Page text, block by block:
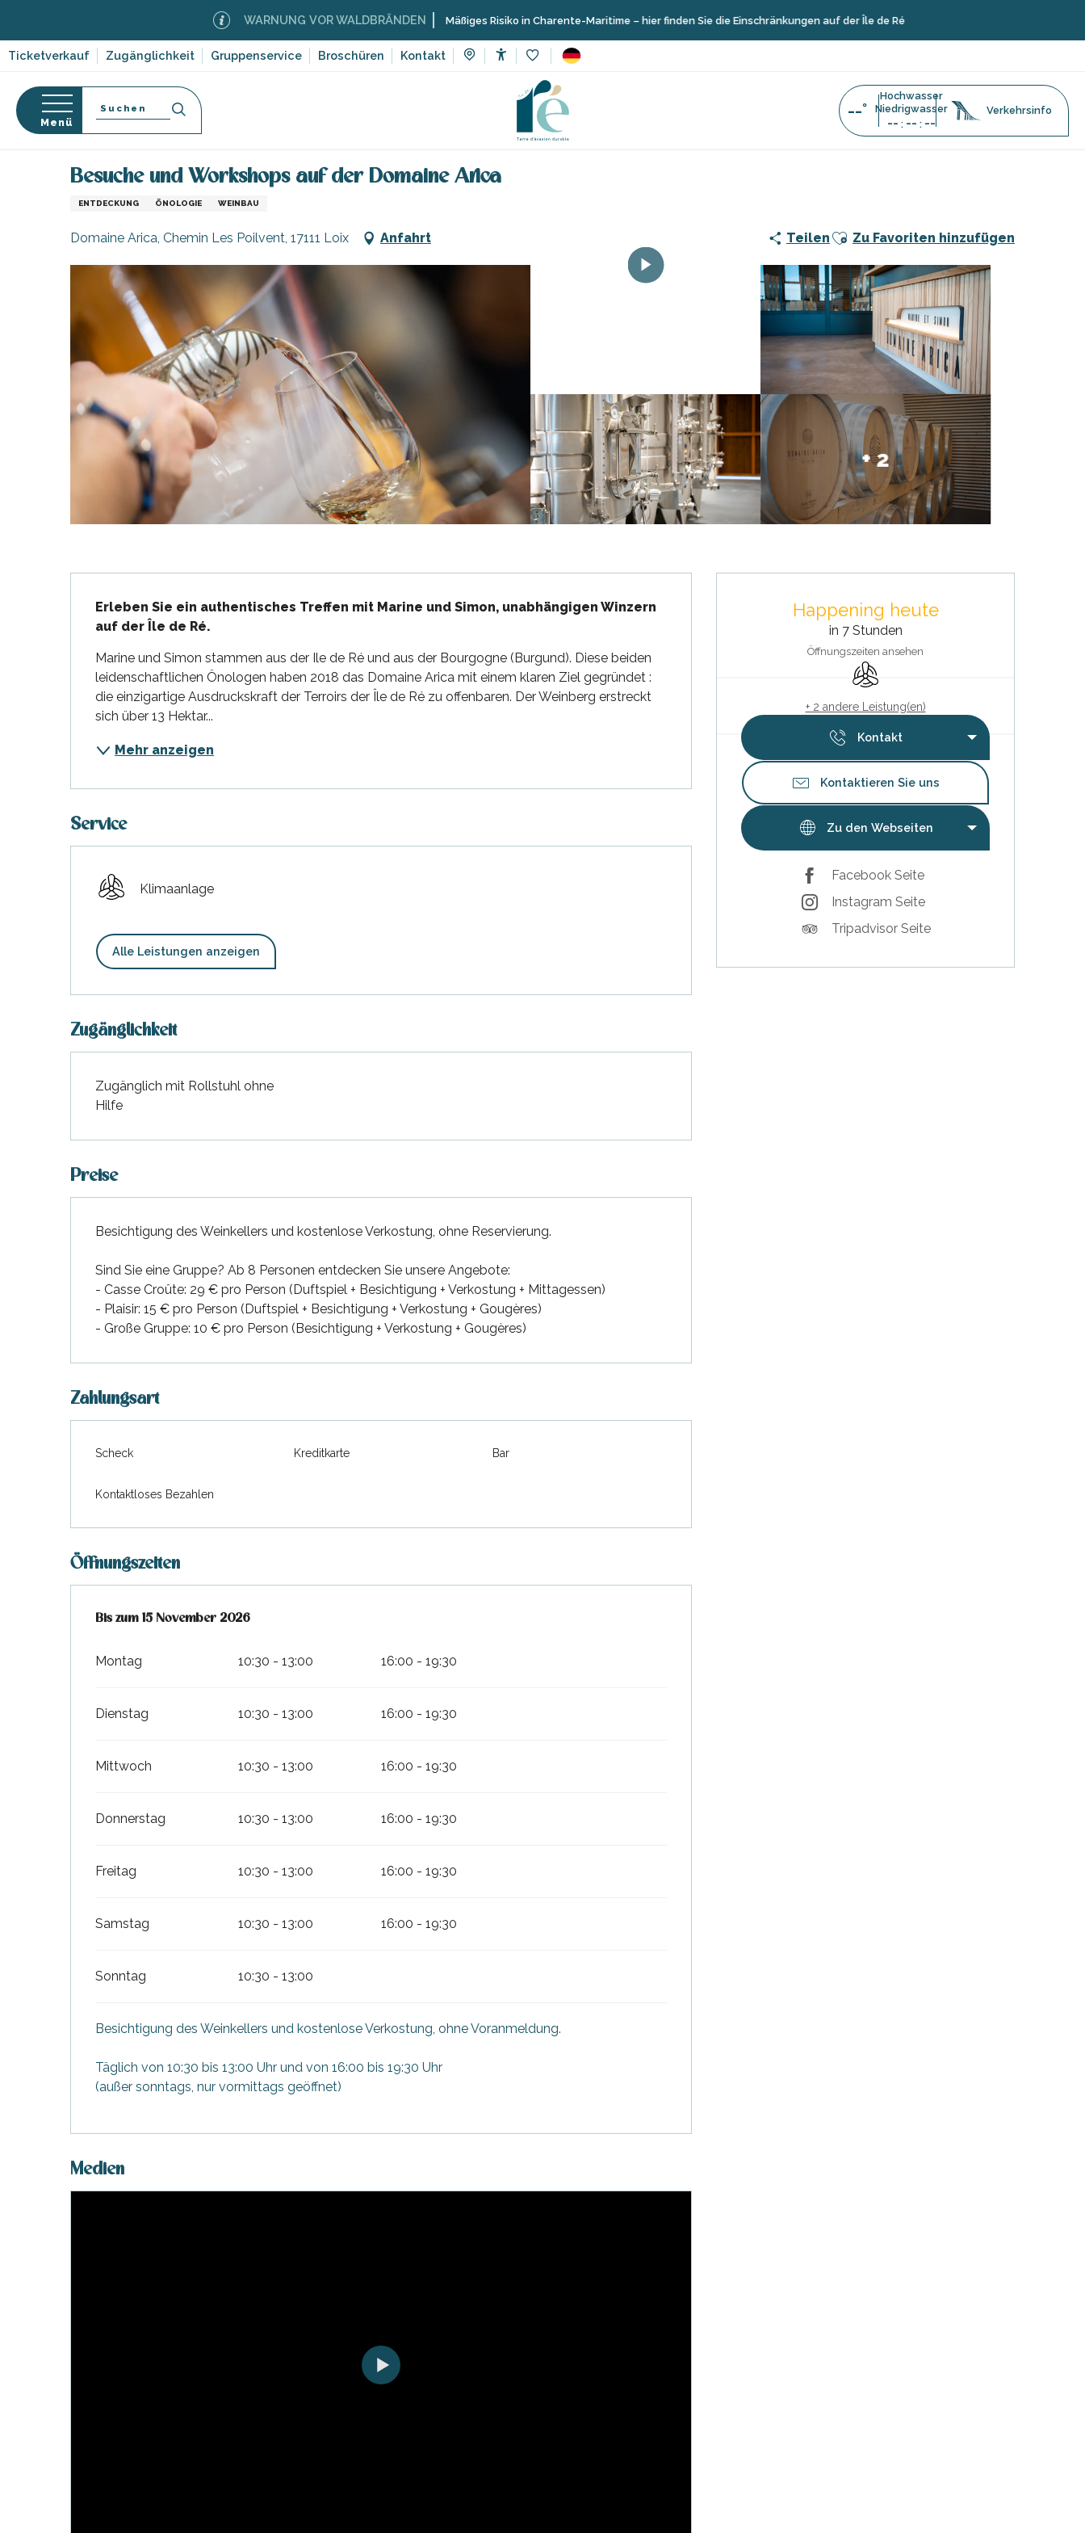
contenu
Ticketverkauf Zugänglichkeit Gruppenservice Broschüren Kontakt
WARNUNG VOR WALDBRÄNDEN Mäßiges Risiko in Charente-Maritime – hier finden Sie die Einschränkungen auf der Île de Ré
Plage-en-
sur-
Martin-de-Ré
Menü
Suche --°
Hochwasser
Niedrigwasser
-- : -- : --
Verkehrsinfo
Startseite Kulturelle Aktivitäten Besuche und Workshops auf der Domaine Arica
Besuche und Workshops auf der Domaine Arica
ENTDECKUNG ÖNOLOGIE WEINBAU
Domaine Arica, Chemin Les Poilvent, 17111 Loix Anfahrt Teilen Ajouter aux favoris
Zu Favoriten hinzufügen
+ 2
Happening heute
in 7 Stunden
Öffnungszeiten ansehen
Klimaanlage
+ 2 andere Leistung(en)
Kontakt
Kontaktieren Sie uns
Zu den Webseiten
Facebook Seite
Instagram Seite
Tripadvisor Seite
Erleben Sie ein authentisches Treffen mit Marine und Simon, unabhängigen Winzern
auf der Île de Ré.
Marine und Simon stammen aus der Ile de Ré und aus der Bourgogne (Burgund). Diese beiden
leidenschaftlichen Önologen haben 2018 das Domaine Arica mit einem klaren Ziel gegründet :
die einzigartige Ausdruckskraft der Terroirs der Île de Ré zu offenbaren. Der Weinberg erstreckt
sich über 13 Hektar...
Mehr anzeigen
Service
Klimaanlage
Alle Leistungen anzeigen
Zugänglichkeit
Zugänglich mit Rollstuhl ohne
Hilfe
Preise
Besichtigung des Weinkellers und kostenlose Verkostung, ohne Reservierung.
Sind Sie eine Gruppe? Ab 8 Personen entdecken Sie unsere Angebote:
- Casse Croûte: 29 € pro Person (Duftspiel + Besichtigung + Verkostung + Mittagessen)
- Plaisir: 15 € pro Person (Duftspiel + Besichtigung + Verkostung + Gougères)
- Große Gruppe: 10 € pro Person (Besichtigung + Verkostung + Gougères)
Zahlungsart
Scheck Kreditkarte Bar
Kontaktloses Bezahlen
Öffnungszeiten
vom30 März 2026bis zum
Bis zum15 November 2026
Montag 10:30 - 13:00 16:00 - 19:30
Dienstag 10:30 - 13:00 16:00 - 19:30
Mittwoch 10:30 - 13:00 16:00 - 19:30
Donnerstag 10:30 - 13:00 16:00 - 19:30
Freitag 10:30 - 13:00 16:00 - 19:30
Samstag 10:30 - 13:00 16:00 - 19:30
Sonntag 10:30 - 13:00
Besichtigung des Weinkellers und kostenlose Verkostung, ohne Voranmeldung.
Täglich von 10:30 bis 13:00 Uhr und von 16:00 bis 19:30 Uhr
(außer sonntags, nur vormittags geöffnet)
Medien